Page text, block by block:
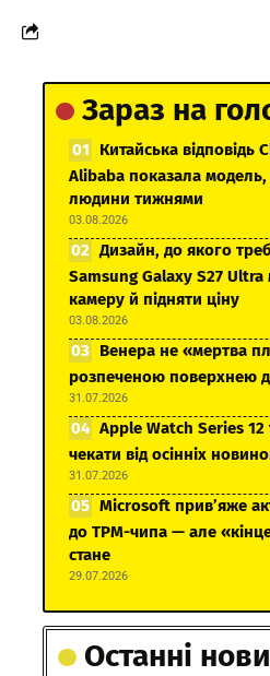
Зараз на
Китайська відповідь
Alibaba показала
людини тижнями
03.08.2026
Дизайн, до якого
Samsung Galaxy S27
камеру й підняти ціну
03.08.2026
Венера не «мертва
розпеченою поверхнею
31.07.2026
Apple Watch Series 12
чекати від осінніх
31.07.2026
Microsoft прив’яже
до TPM-чипа — але
стане
29.07.2026
Останні